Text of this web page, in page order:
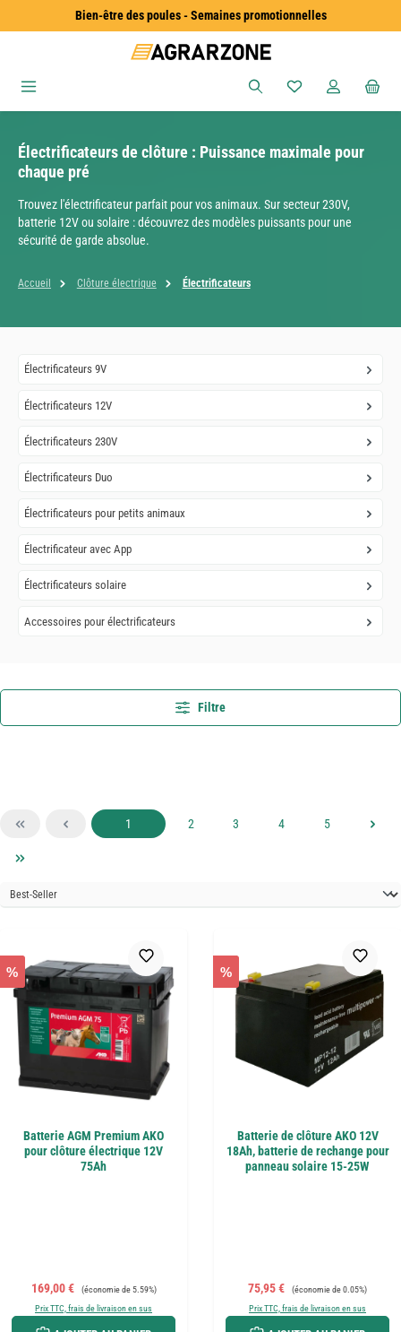
Passer au contenu principalBien-être des poules - Semaines promotionnelles
Vous avez 0
Électrificateurs de clôture : Puissance maximale pour
chaque pré
Trouvez l'électrificateur parfait pour vos animaux. Sur secteur 230V,
batterie 12V ou solaire : découvrez des modèles puissants pour une
sécurité de garde absolue.
Accueil Clôture électrique Électrificateurs
Électrificateurs 9V
Électrificateurs 12V
Électrificateurs 230V
Électrificateurs Duo
Électrificateurs pour petits animaux
Électrificateur avec App
Électrificateurs solaire
Accessoires pour électrificateurs
Filtre
Page
1 Page
2 Page
3 Page
4 Page
5
%
Batterie AGM Premium AKO
pour clôture électrique 12V
75Ah
Prix de vente :
169,00 € Prix régulier :
(économie de 5.59%)
Prix TTC, frais de livraison en sus
%
Batterie de clôture AKO 12V
18Ah, batterie de rechange pour
panneau solaire 15-25W
Prix de vente :
75,95 € Prix régulier :
(économie de 0.05%)
Prix TTC, frais de livraison en sus